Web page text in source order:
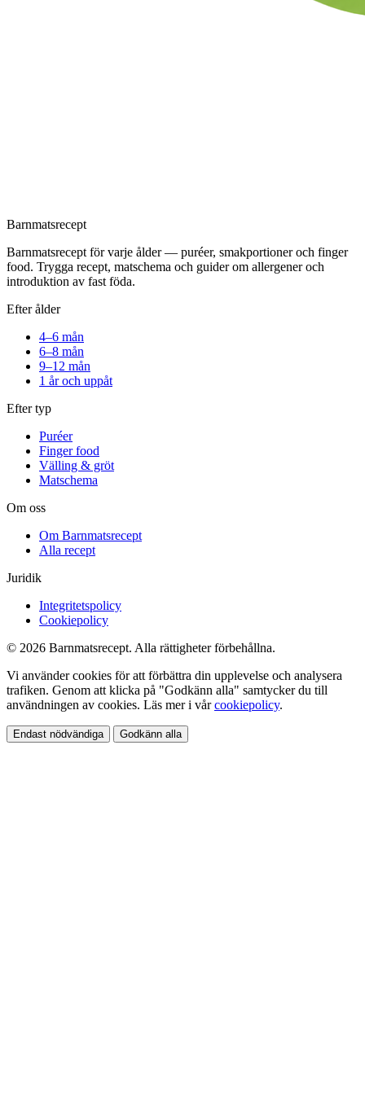
Barnmatsrecept
Barnmatsrecept för varje ålder — puréer, smakportioner och finger
food. Trygga recept, matschema och guider om allergener och
introduktion av fast föda.
Efter ålder
4–6 mån
6–8 mån
9–12 mån
1 år och uppåt
Efter typ
Puréer
Finger food
Välling & gröt
Matschema
Om oss
Om Barnmatsrecept
Alla recept
Juridik
Integritetspolicy
Cookiepolicy
© 2026 Barnmatsrecept. Alla rättigheter förbehållna.
Vi använder cookies för att förbättra din upplevelse och analysera
trafiken. Genom att klicka på "Godkänn alla" samtycker du till
användningen av cookies. Läs mer i vårcookiepolicy.
Endast nödvändiga Godkänn alla